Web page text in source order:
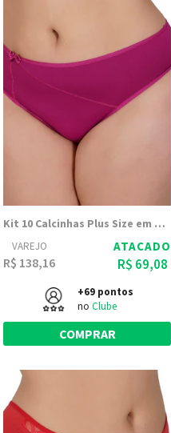
Kit 10 Calcinhas Plus Size em Microfibra Dora - Dily Modas
VAREJO
R$ 138,16
ATACADO
R$ 69,08
+69 pontos
no Clube
COMPRAR